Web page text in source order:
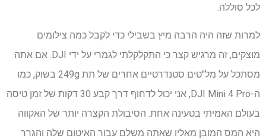
לכל סוללה.
למרות שזה היה הרבה מיץ בשבילי כדי לקבל כמה צילומים
מוצקים, זה מרגיש קצר כי התקלקלתי לגמרי על ידי DJI. אם אתה
מסתכל על מל"טים סטנדרטיים אחרים של תת 249g בשוק, כמו
ה-DJI Mini 4 Pro, אני יכול לדחוף דרך קבע 30 דקות של זמן טיסה
בעולם האמיתי בטעינה אחת. הסיבולת הקצרה יותר של האקווה
היא המס המובן מאליו שאתה משלם עבור האיטום שלה והגרר